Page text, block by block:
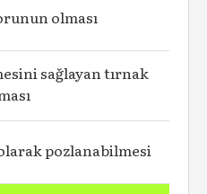
olması
sağlayan tırnak
pozlanabilmesi